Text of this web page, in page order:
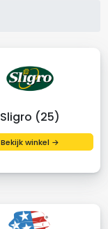
Sligro (25)
Bekijk winkel →